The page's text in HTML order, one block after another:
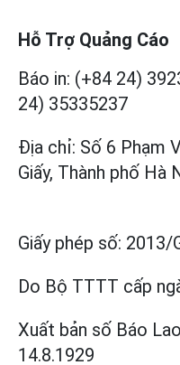
Hỗ Trợ Quảng Cáo
Báo in: (+84 24)
24) 35335237
Địa chỉ: Số 6 Phạm
Giấy, Thành phố Hà
Giấy phép số: 2013/
Do Bộ TTTT cấp
Xuất bản số Báo
14.8.1929